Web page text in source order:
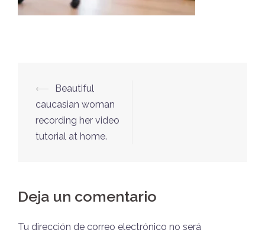
Post
navigation
⟵
Beautiful
caucasian woman
recording her video
tutorial at home.
Deja un comentario
Tu dirección de correo electrónico no será